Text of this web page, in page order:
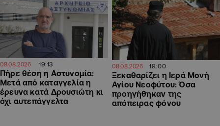
08.08.2026 19:13
Πήρε θέση η Αστυνομία:
Μετά από καταγγελία η
έρευνα κατά Δρουσιώτη κι
όχι αυτεπάγγελτα
08.08.2026 19:00
Ξεκαθαρίζει η Ιερά Μονή
Αγίου Νεοφύτου: Όσα
προηγήθηκαν της
απόπειρας φόνου